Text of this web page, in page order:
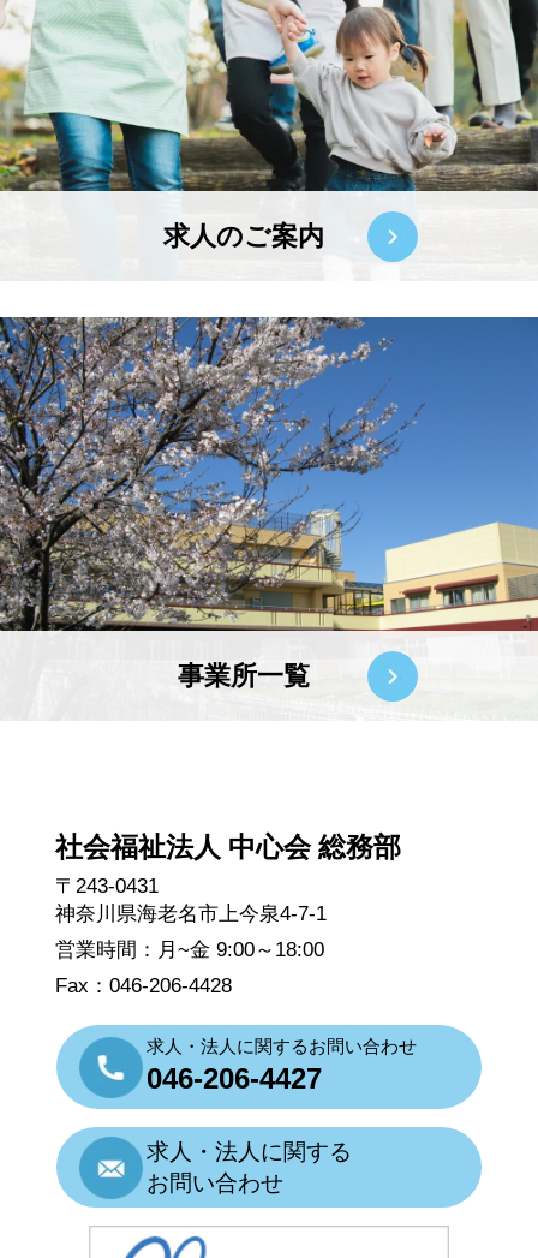
求人のご案内
事業所一覧
社会福祉法人 中心会 総務部
〒243-0431
神奈川県海老名市上今泉4-7-1
営業時間：月~金 9:00～18:00
Fax：046-206-4428
求人・法人に関するお問い合わせ
046-206-4427
求人・法人に関する
お問い合わせ